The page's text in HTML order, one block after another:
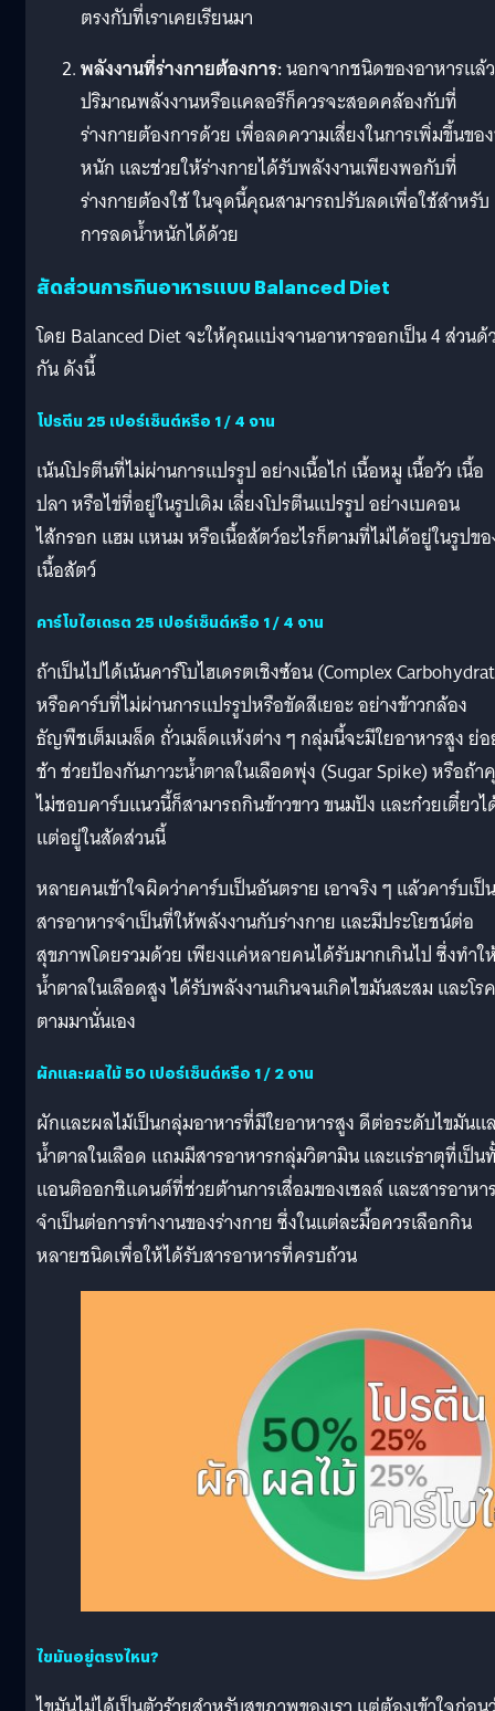
ตรงกับที่เราเคยเรียนมา
พลังงานที่ร่างกายต้องการ:นอกจากชนิดของอาหารแล้ว
ปริมาณพลังงานหรือแคลอรีก็ควรจะสอดคล้องกับที่
ร่างกายต้องการด้วย เพื่อลดความเสี่ยงในการเพิ่มขึ้นขอ
หนัก และช่วยให้ร่างกายได้รับพลังงานเพียงพอกับที่
ร่างกายต้องใช้ ในจุดนี้คุณสามารถปรับลดเพื่อใช้สำหรับ
การลดน้ำหนักได้ด้วย
สัดส่วนการกินอาหารแบบ Balanced Diet
โดย Balanced Diet จะให้คุณแบ่งจานอาหารออกเป็น 4 ส่วนด้
กัน ดังนี้
โปรตีน 25 เปอร์เซ็นต์หรือ 1 / 4 จาน
เน้นโปรตีนที่ไม่ผ่านการแปรรูป อย่างเนื้อไก่ เนื้อหมู เนื้อวัว เนื้อ
ปลา หรือไข่ที่อยู่ในรูปเดิม เลี่ยงโปรตีนแปรรูป อย่างเบคอน
ไส้กรอก แฮม แหนม หรือเนื้อสัตว์อะไรก็ตามที่ไม่ได้อยู่ในรูปข
เนื้อสัตว์
คาร์โบไฮเดรต 25 เปอร์เซ็นต์หรือ 1 / 4 จาน
ถ้าเป็นไปได้เน้นคาร์โบไฮเดรตเชิงซ้อน (Complex
หรือคาร์บที่ไม่ผ่านการแปรรูปหรือขัดสีเยอะ อย่างข้าวกล้อง
ธัญพืชเต็มเมล็ด ถั่วเมล็ดแห้งต่าง ๆ กลุ่มนี้จะมีใยอาหารสูง ย่
ช้า ช่วยป้องกันภาวะน้ำตาลในเลือดพุ่ง (Sugar Spike) หรือถ้
ไม่ชอบคาร์บแนวนี้ก็สามารถกินข้าวขาว ขนมปัง และก๋วยเตี๋ยวไ
แต่อยู่ในสัดส่วนนี้
หลายคนเข้าใจผิดว่าคาร์บเป็นอันตราย เอาจริง ๆ แล้วคาร์บเป็น
สารอาหารจำเป็นที่ให้พลังงานกับร่างกาย และมีประโยชน์ต่อ
สุขภาพโดยรวมด้วย เพียงแค่หลายคนได้รับมากเกินไป ซึ่งทำใ
น้ำตาลในเลือดสูง ได้รับพลังงานเกินจนเกิดไขมันสะสม และโรค
ตามมานั่นเอง
ผักและผลไม้ 50 เปอร์เซ็นต์หรือ 1 / 2 จาน
ผักและผลไม้เป็นกลุ่มอาหารที่มีใยอาหารสูง ดีต่อระดับไขมันแ
น้ำตาลในเลือด แถมมีสารอาหารกลุ่มวิตามิน และแร่ธาตุที่เป็น
แอนติออกซิแดนต์ที่ช่วยต้านการเสื่อมของเซลล์ และสารอาหา
จำเป็นต่อการทำงานของร่างกาย ซึ่งในแต่ละมื้อควรเลือกกิน
หลายชนิดเพื่อให้ได้รับสารอาหารที่ครบถ้วน
ไขมันอยู่ตรงไหน?